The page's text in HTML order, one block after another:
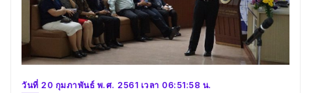
วันที่ 20 กุมภาพันธ์ พ.ศ. 2561 เวลา 06:51:58 น.